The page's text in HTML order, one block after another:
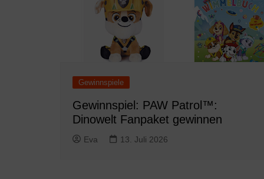
Gewinnspiele
Gewinnspiel: PAW Patrol™:
Dinowelt Fanpaket gewinnen
Eva 13. Juli 2026